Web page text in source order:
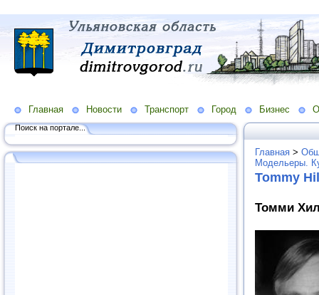
Главная Новости Транспорт Город Бизнес
Поиск на портале...
Главная >
Модельеры.
Tommy
Томми